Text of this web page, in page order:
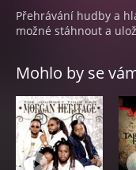
Přehrávání hudby a
možné stáhnout a
Mohlo by se